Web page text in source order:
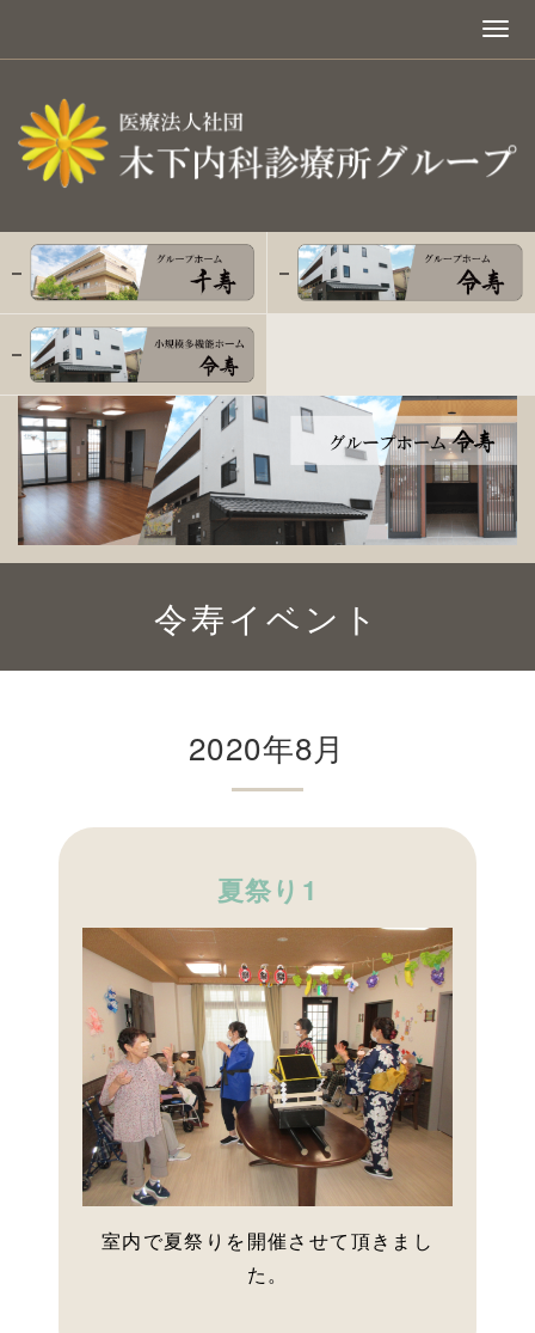
令寿イベント
2020年8月
夏祭り1
室内で夏祭りを開催させて頂きまし
た。